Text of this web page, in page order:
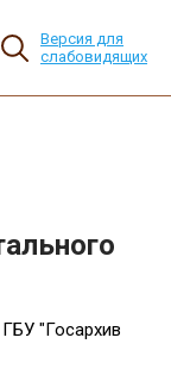
Версия для
слабовидящих
"Госархив